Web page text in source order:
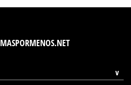
MASPORMENOS.NET